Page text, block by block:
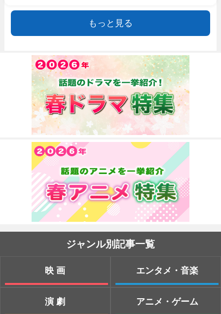
もっと見る
ジャンル別記事一覧
映画
演劇
エンタメ・音楽
アニメ・ゲーム